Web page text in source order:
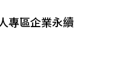
專區企業永續